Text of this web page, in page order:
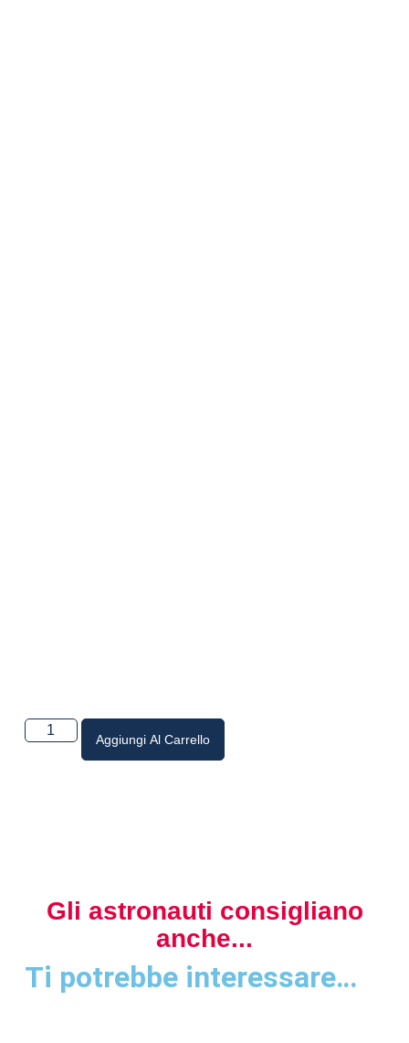
Aggiungi Al Carrello
Gli astronauti consigliano
anche...
Ti potrebbe interessare…